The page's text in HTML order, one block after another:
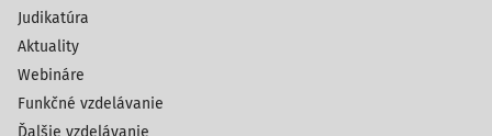
Judikatúra
Aktuality
Webináre
Funkčné vzdelávanie
Ďalšie vzdelávanie